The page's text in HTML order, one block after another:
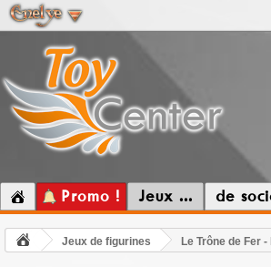
Promo ! Jeux ... de
Jeux de figurines Le Trône de Fer